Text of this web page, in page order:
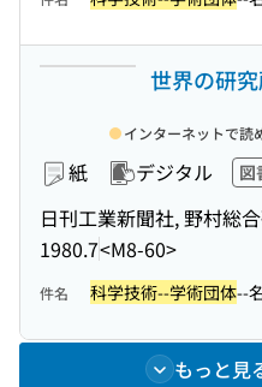
世界の研
紙 デジタル 図
日刊工業新聞社, 野村総
1980.7<M8-60>
インターネットで読
件名 科学技術--学術団体--
もっと見